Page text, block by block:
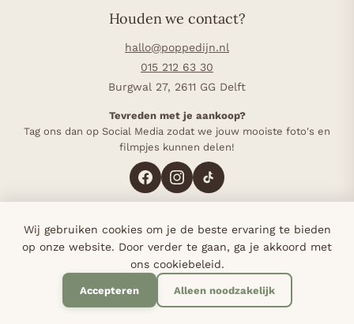
Houden we contact?
hallo@poppedijn.nl
015 212 63 30
Burgwal 27, 2611 GG Delft
Tevreden met je aankoop?
Tag ons dan op Social Media zodat we jouw mooiste foto's en
filmpjes kunnen delen!
4,8 op Google (117 reviews)·Sinds 1985 in Delft·
Bij elke bestelling planten we een boom
© 2026 Poppedijn - Alle rechten voorbehouden.
Wij gebruiken cookies om je de beste ervaring te bieden
op onze website. Door verder te gaan, ga je akkoord met
ons cookiebeleid.
Accepteren Alleen noodzakelijk